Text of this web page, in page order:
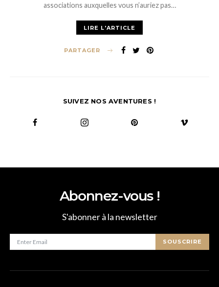
associations auxquelles vous n’auriez pas…
LIRE L'ARTICLE
PARTAGER
SUIVEZ NOS AVENTURES !
Abonnez-vous !
S'abonner à la newsletter
SOUSCRIRE